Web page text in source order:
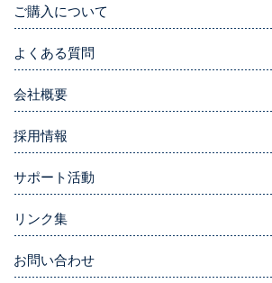
ご購入について
よくある質問
会社概要
採用情報
サポート活動
リンク集
お問い合わせ